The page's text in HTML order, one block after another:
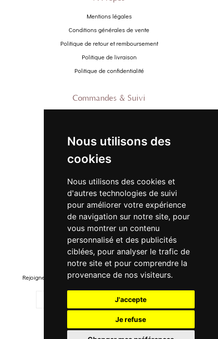
Nous utilisons des
cookies
Nous utilisons des cookies et
d'autres technologies de suivi
pour améliorer votre expérience
de navigation sur notre site, pour
vous montrer un contenu
personnalisé et des publicités
ciblées, pour analyser le trafic de
notre site et pour comprendre la
provenance de nos visiteurs.
J'accepte
Je refuse
Mentions légales
Conditions générales de vente
Politique de retour et remboursement
Politique de livraison
Politique de confidentialité
Commandes & Suivi
Suivre ma commande
Nouveautés
Promo Femme
Promo Homme
Promo Enfant
Newsletter
Rejoignez-notre liste pour recevoir des promotions et nouveautés !
M'ENREGISTRER